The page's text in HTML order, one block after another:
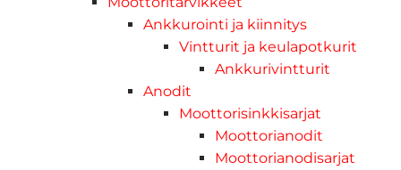
Ankkurointi ja kiinnitys
Vintturit ja keulapotkurit
Ankkurivintturit
Anodit
Moottorisinkkisarjat
Moottorianodit
Moottorianodisarjat